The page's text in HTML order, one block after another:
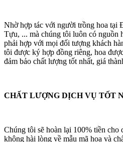
Nhờ hợp tác với người trồng hoa tại
Tựu, ... mà chúng tôi luôn có nguồn
phải hợp với mọi đối tượng khách
tôi được ký hợp đồng riêng, hoa
đảm bảo chất lượng tốt nhất, giá
CHẤT LƯỢNG DỊCH VỤ TỐT
Chúng tôi sẽ hoàn lại 100% tiền cho
không hài lòng về mẫu mã hoa và